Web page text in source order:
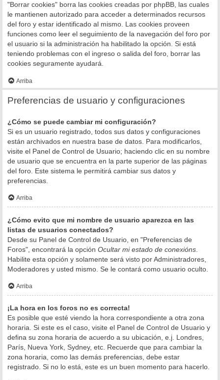
"Borrar cookies" borra las cookies creadas por phpBB, las cuales
le mantienen autorizado para acceder a determinados recursos
del foro y estar identificado al mismo. Las cookies proveen
funciones como leer el seguimiento de la navegación del foro por
el usuario si la administración ha habilitado la opción. Si está
teniendo problemas con el ingreso o salida del foro, borrar las
cookies seguramente ayudará.
Arriba
Preferencias de usuario y configuraciones
¿Cómo se puede cambiar mi configuración?
Si es un usuario registrado, todos sus datos y configuraciones
están archivados en nuestra base de datos. Para modificarlos,
visite el Panel de Control de Usuario; haciendo clic en su nombre
de usuario que se encuentra en la parte superior de las páginas
del foro. Este sistema le permitirá cambiar sus datos y
preferencias.
Arriba
¿Cómo evito que mi nombre de usuario aparezca en las
listas de usuarios conectados?
Desde su Panel de Control de Usuario, en "Preferencias de
Foros", encontrará la opción Ocultar mi estado de conexións
Habilite esta opción y solamente será visto por Administradores,
Moderadores y usted mismo. Se le contará como usuario oculto.
Arriba
¡La hora en los foros no es correcta!
Es posible que esté viendo la hora correspondiente a otra zona
horaria. Si este es el caso, visite el Panel de Control de Usuario y
defina su zona horaria de acuerdo a su ubicación, e.j. Londres,
París, Nueva York, Sydney, etc. Recuerde que para cambiar la
zona horaria, como las demás preferencias, debe estar
registrado. Si no lo está, este es un buen momento para hacerlo.